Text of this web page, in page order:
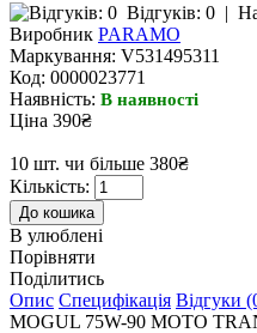
Відгуків: 0 |
Виробник PARAMO
Маркування: V531495311
Код: 0000023771
Наявність: В наявності
Ціна 390₴
10 шт. чи більше 380₴
Кількість:
В улюблені
Порівняти
Поділитись
Опис Специфікація Відгуки
MOGUL 75W-90 MOTO